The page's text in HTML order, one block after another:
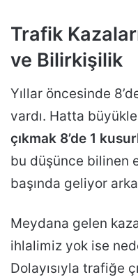
Trafik
ve Bilirkişilik
Yıllar öncesinde
vardı. Hatta
çıkmak 8’de 1
bu düşünce bilinen
başında geliyor
Meydana gelen
ihlalimiz yok ise
Dolayısıyla trafiğe